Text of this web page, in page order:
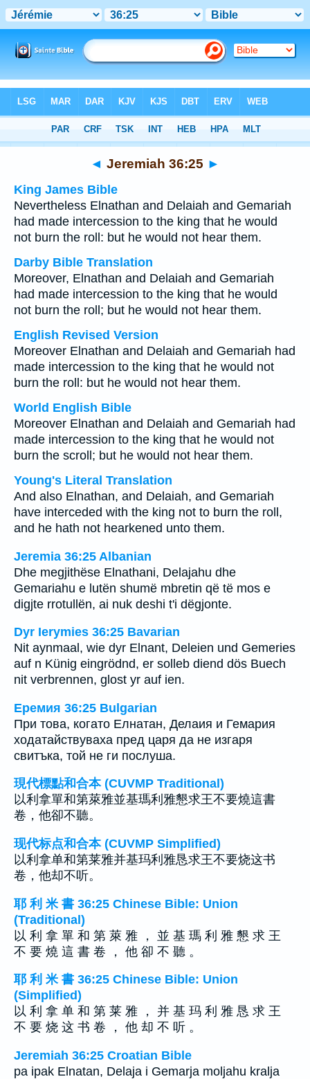
> Jeremiah 36:25
◄ Jeremiah 36:25 ►
King James Bible
Nevertheless Elnathan and Delaiah and Gemariah
had made intercession to the king that he would
not burn the roll: but he would not hear them.
Darby Bible Translation
Moreover, Elnathan and Delaiah and Gemariah
had made intercession to the king that he would
not burn the roll; but he would not hear them.
English Revised Version
Moreover Elnathan and Delaiah and Gemariah had
made intercession to the king that he would not
burn the roll: but he would not hear them.
World English Bible
Moreover Elnathan and Delaiah and Gemariah had
made intercession to the king that he would not
burn the scroll; but he would not hear them.
Young's Literal Translation
And also Elnathan, and Delaiah, and Gemariah
have interceded with the king not to burn the roll,
and he hath not hearkened unto them.
Jeremia 36:25 Albanian
Dhe megjithëse Elnathani, Delajahu dhe
Gemariahu e lutën shumë mbretin që të mos e
digjte rrotullën, ai nuk deshi t'i dëgjonte.
Dyr Ierymies 36:25 Bavarian
Nit aynmaal, wie dyr Elnant, Deleien und Gemeries
auf n Künig eingrödnd, er solleb diend dös Buech
nit verbrennen, glost yr auf ien.
Еремия 36:25 Bulgarian
При това, когато Елнатан, Делаия и Гемария
ходатайствуваха пред царя да не изгаря
свитъка, той не ги послуша.
現代標點和合本 (CUVMP Traditional)
以利拿單和第萊雅並基瑪利雅懇求王不要燒這書
卷，他卻不聽。
现代标点和合本 (CUVMP Simplified)
以利拿单和第莱雅并基玛利雅恳求王不要烧这书
卷，他却不听。
耶 利 米 書 36:25 Chinese Bible: Union
(Traditional)
以 利 拿 單 和 第 萊 雅 ， 並 基 瑪 利 雅 懇 求 王
不 要 燒 這 書 卷 ， 他 卻 不 聽 。
耶 利 米 書 36:25 Chinese Bible: Union
(Simplified)
以 利 拿 单 和 第 莱 雅 ， 并 基 玛 利 雅 恳 求 王
不 要 烧 这 书 卷 ， 他 却 不 听 。
Jeremiah 36:25 Croatian Bible
pa ipak Elnatan, Delaja i Gemarja moljahu kralja